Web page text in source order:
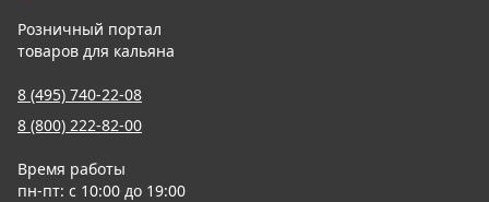
Розничный портал
товаров для кальяна
8 (495) 740-22-08
8 (800) 222-82-00
Время работы
пн-пт: с 10:00 до 19:00